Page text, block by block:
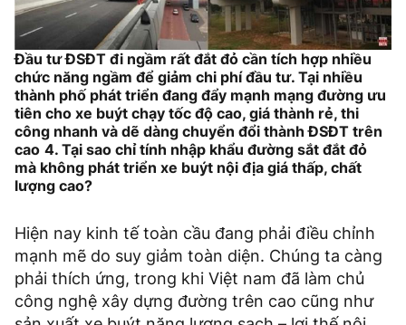
Đầu tư ĐSĐT đi ngầm rất đắt đỏ cần tích hợp nhiều
chức năng ngầm để giảm chi phí đầu tư. Tại nhiều
thành phố phát triển đang đẩy mạnh mạng đường ưu
tiên cho xe buýt chạy tốc độ cao, giá thành rẻ, thi
công nhanh và dẽ dàng chuyển đổi thành ĐSĐT trên
cao 4. Tại sao chỉ tính nhập khẩu đường sắt đắt đỏ
mà không phát triển xe buýt nội địa giá thấp, chất
lượng cao?
Hiện nay kinh tế toàn cầu đang phải điều chỉnh
mạnh mẽ do suy giảm toàn diện. Chúng ta càng
phải thích ứng, trong khi Việt nam đã làm chủ
công nghệ xây dựng đường trên cao cũng như